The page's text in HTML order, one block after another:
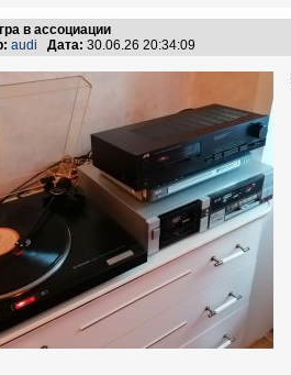
в ассоциации
audi Дата: 30.06.26 20:34:09